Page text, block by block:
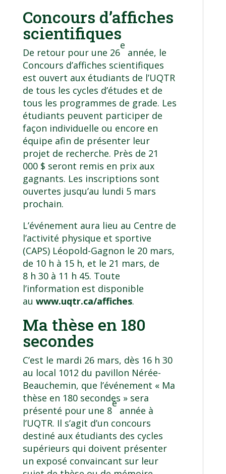
Concours d’affiches
scientifiques
De retour pour une 26
e
année, le
Concours d’affiches scientifiques
est ouvert aux étudiants de l’UQTR
de tous les cycles d’études et de
tous les programmes de grade. Les
étudiants peuvent participer de
façon individuelle ou encore en
équipe afin de présenter leur
projet de recherche. Près de 21
000 $ seront remis en prix aux
gagnants. Les inscriptions sont
ouvertes jusqu’au lundi 5 mars
prochain.
L’événement aura lieu au Centre de
l’activité physique et sportive
(CAPS) Léopold-Gagnon le 20 mars,
de 10 h à 15 h, et le 21 mars, de
8 h 30 à 11 h 45. Toute
l’information est disponible
au www.uqtr.ca/affiches.
Ma thèse en 180
secondes
C’est le mardi 26 mars, dès 16 h 30
au local 1012 du pavillon Nérée-
Beauchemin, que l’événement « Ma
thèse en 180 secondes » sera
présenté pour une 8
e
année à
l’UQTR. Il s’agit d’un concours
destiné aux étudiants des cycles
supérieurs qui doivent présenter
un exposé convaincant sur leur